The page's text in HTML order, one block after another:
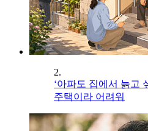
2.
‘아파도 집에서 늙고
주택이라 어려워